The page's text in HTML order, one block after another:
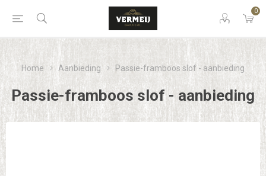
0
Home Aanbieding Passie-framboos slof - aanbieding
Passie-framboos slof - aanbieding